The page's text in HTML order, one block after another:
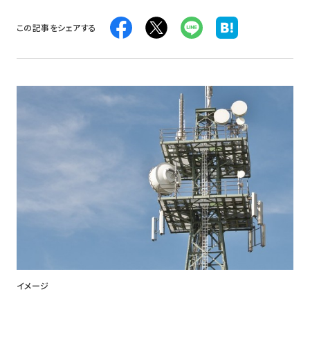
この記事をシェアする
イメージ